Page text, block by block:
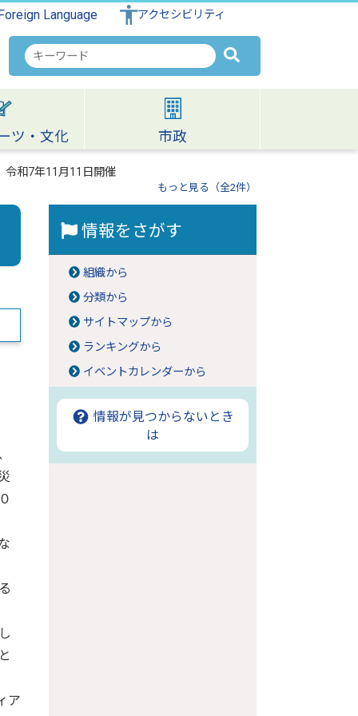
Language アクセシビリティ
検
索
キ
ワ
ー
ド
ツ・文化 市政
和7年11月11日開催
もっと見る（全2件）
ア
情報をさがす
組織から
分類から
サイトマップから
ランキングから
イベントカレンダーから
情報が見つからないとき
は